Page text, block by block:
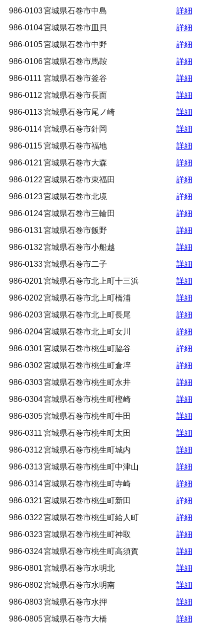
986-0103宮城県石巻市中島
詳細
986-0104宮城県石巻市皿貝
詳細
986-0105宮城県石巻市中野
詳細
986-0106宮城県石巻市馬鞍
詳細
986-0111 宮城県石巻市釜谷
詳細
986-0112 宮城県石巻市長面
詳細
986-0113宮城県石巻市尾ノ崎
詳細
986-0114宮城県石巻市針岡
詳細
986-0115宮城県石巻市福地
詳細
986-0121宮城県石巻市大森
詳細
986-0122宮城県石巻市東福田
詳細
986-0123宮城県石巻市北境
詳細
986-0124宮城県石巻市三輪田
詳細
986-0131宮城県石巻市飯野
詳細
986-0132宮城県石巻市小船越
詳細
986-0133宮城県石巻市二子
詳細
986-0201宮城県石巻市北上町十三浜
詳細
986-0202宮城県石巻市北上町橋浦
詳細
986-0203宮城県石巻市北上町長尾
詳細
986-0204宮城県石巻市北上町女川
詳細
986-0301宮城県石巻市桃生町脇谷
詳細
986-0302宮城県石巻市桃生町倉埣
詳細
986-0303宮城県石巻市桃生町永井
詳細
986-0304宮城県石巻市桃生町樫崎
詳細
986-0305宮城県石巻市桃生町牛田
詳細
986-0311 宮城県石巻市桃生町太田
詳細
986-0312宮城県石巻市桃生町城内
詳細
986-0313宮城県石巻市桃生町中津山
詳細
986-0314宮城県石巻市桃生町寺崎
詳細
986-0321宮城県石巻市桃生町新田
詳細
986-0322宮城県石巻市桃生町給人町
詳細
986-0323宮城県石巻市桃生町神取
詳細
986-0324宮城県石巻市桃生町高須賀
詳細
986-0801宮城県石巻市水明北
詳細
986-0802宮城県石巻市水明南
詳細
986-0803宮城県石巻市水押
詳細
986-0805宮城県石巻市大橋 詳細